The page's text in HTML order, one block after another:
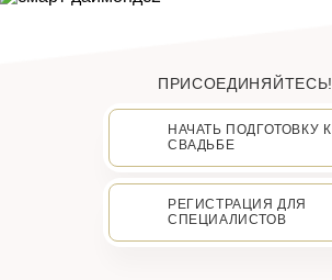
ПРИСОЕДИНЯЙТЕСЬ!
НАЧАТЬ ПОДГОТОВКУ К
СВАДЬБЕ
РЕГИСТРАЦИЯ ДЛЯ
СПЕЦИАЛИСТОВ